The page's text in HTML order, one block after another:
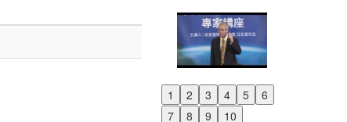
1 2 3 4 5
6
7
8 9 10
Previous